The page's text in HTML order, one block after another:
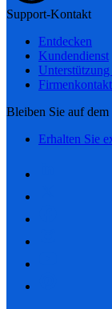
Support-Kontakt
Entdecken
Kundendienst
Bleiben Sie auf dem
Erhalten Sie